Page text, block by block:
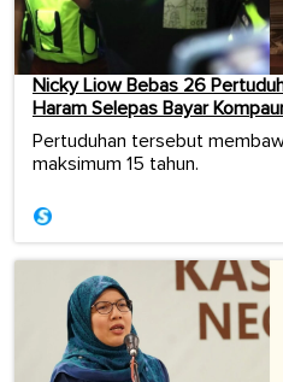
Nicky Liow Bebas 26
Haram Selepas Bayar
Pertuduhan tersebut
maksimum 15 tahun.